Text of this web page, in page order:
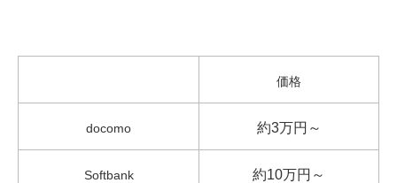
価格
docomo 約3万円～
Softbank 約10万円～